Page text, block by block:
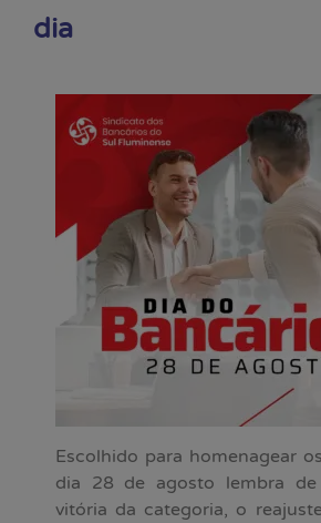
dia
Escolhido para homenagear
dia 28 de agosto lembra de
vitória da categoria, o